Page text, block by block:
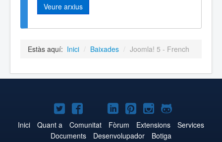
Veure arxius
Estàs aquí: Inici / Baixades / Joomla! 5 - French
Joomla!
a
Joomla!
a
Joomla!
a
Joomla!
a
Joomla!
a
Joomla!
a
Joomla!
a
Inici Quant a Comunitat Fòrum Extensions
Services
Documents
Desenvolupador Botiga